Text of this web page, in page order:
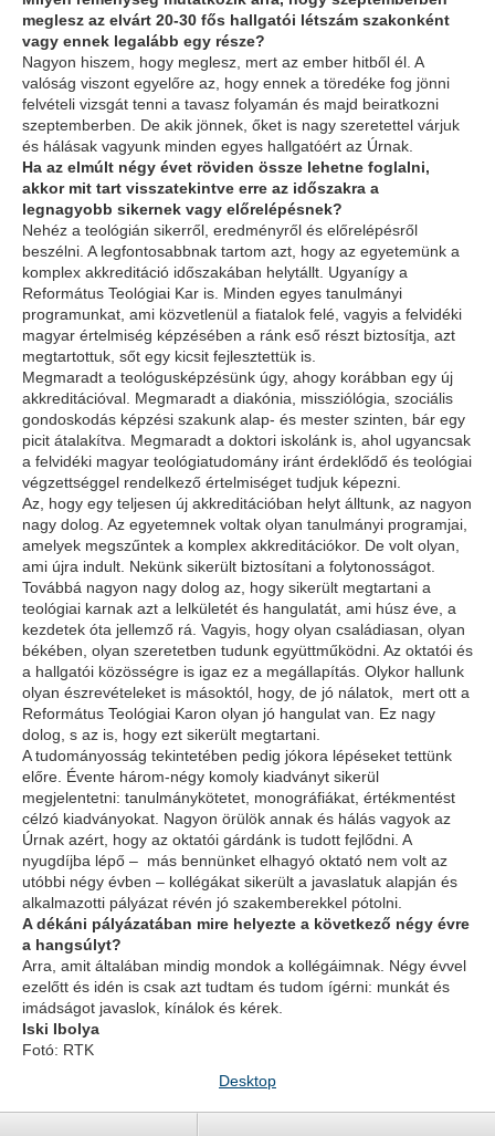
meglesz az elvárt 20-30 fős hallgatói létszám szakonként
vagy ennek legalább egy része?
Nagyon hiszem, hogy meglesz, mert az ember hitből él. A
valóság viszont egyelőre az, hogy ennek a töredéke fog jönni
felvételi vizsgát tenni a tavasz folyamán és majd beiratkozni
szeptemberben. De akik jönnek, őket is nagy szeretettel várjuk
és hálásak vagyunk minden egyes hallgatóért az Úrnak.
Ha az elmúlt négy évet röviden össze lehetne foglalni,
akkor mit tart visszatekintve erre az időszakra a
legnagyobb sikernek vagy előrelépésnek?
Nehéz a teológián sikerről, eredményről és előrelépésről
beszélni. A legfontosabbnak tartom azt, hogy az egyetemünk a
komplex akkreditáció időszakában helytállt. Ugyanígy a
Református Teológiai Kar is. Minden egyes tanulmányi
programunkat, ami közvetlenül a fiatalok felé, vagyis a felvidéki
magyar értelmiség képzésében a ránk eső részt biztosítja, azt
megtartottuk, sőt egy kicsit fejlesztettük is.
Megmaradt a teológusképzésünk úgy, ahogy korábban egy új
akkreditációval. Megmaradt a diakónia, missziólógia, szociális
gondoskodás képzési szakunk alap- és mester szinten, bár egy
picit átalakítva. Megmaradt a doktori iskolánk is, ahol ugyancsak
a felvidéki magyar teológiatudomány iránt érdeklődő és teológiai
végzettséggel rendelkező értelmiséget tudjuk képezni.
Az, hogy egy teljesen új akkreditációban helyt álltunk, az nagyon
nagy dolog. Az egyetemnek voltak olyan tanulmányi programjai,
amelyek megszűntek a komplex akkreditációkor. De volt olyan,
ami újra indult. Nekünk sikerült biztosítani a folytonosságot.
Továbbá nagyon nagy dolog az, hogy sikerült megtartani a
teológiai karnak azt a lelkületét és hangulatát, ami húsz éve, a
kezdetek óta jellemző rá. Vagyis, hogy olyan családiasan, olyan
békében, olyan szeretetben tudunk együttműködni. Az oktatói és
a hallgatói közösségre is igaz ez a megállapítás. Olykor hallunk
olyan észrevételeket is másoktól, hogy, de jó nálatok, mert ott a
Református Teológiai Karon olyan jó hangulat van. Ez nagy
dolog, s az is, hogy ezt sikerült megtartani.
A tudományosság tekintetében pedig jókora lépéseket tettünk
előre. Évente három-négy komoly kiadványt sikerül
megjelentetni: tanulmánykötetet, monográfiákat, értékmentést
célzó kiadványokat. Nagyon örülök annak és hálás vagyok az
Úrnak azért, hogy az oktatói gárdánk is tudott fejlődni. A
nyugdíjba lépő – más bennünket elhagyó oktató nem volt az
utóbbi négy évben – kollégákat sikerült a javaslatuk alapján és
alkalmazotti pályázat révén jó szakemberekkel pótolni.
A dékáni pályázatában mire helyezte a következő négy évre
a hangsúlyt?
Arra, amit általában mindig mondok a kollégáimnak. Négy évvel
ezelőtt és idén is csak azt tudtam és tudom ígérni: munkát és
imádságot javaslok, kínálok és kérek.
Iski Ibolya
Fotó: RTK
Desktop